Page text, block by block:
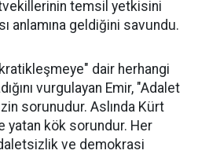
temsil yetkisini
anlamına geldiğini savundu.
dair herhangi
vurgulayan Emir, "Adalet
sorunudur. Aslında Kürt
yatan kök sorundur. Her
ve demokrasi